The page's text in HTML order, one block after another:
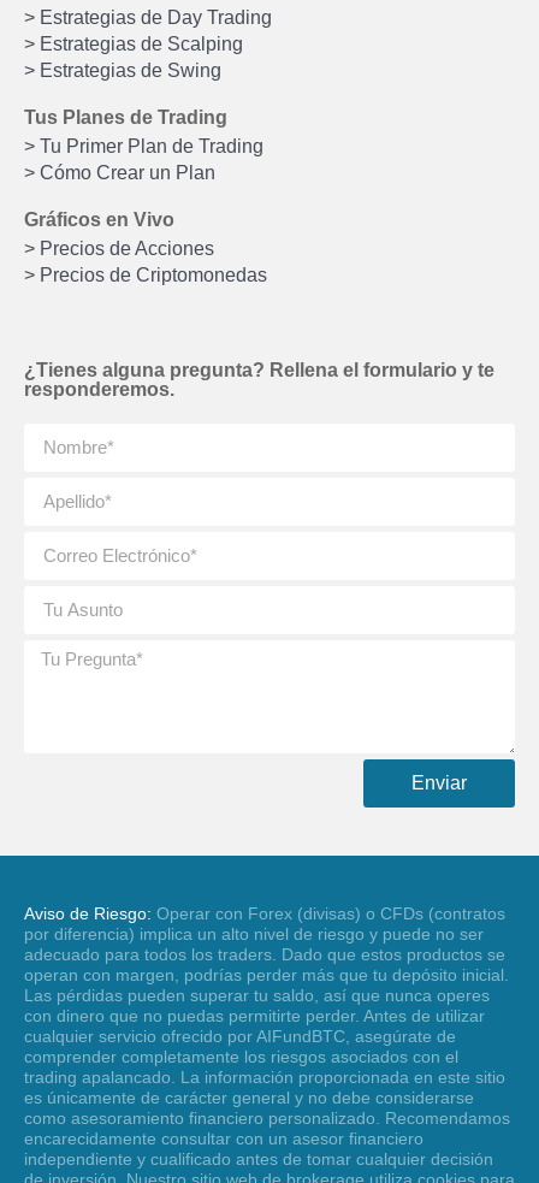
> Estrategias de Day Trading
> Estrategias de Scalping
> Estrategias de Swing
Tus Planes de Trading
> Tu Primer Plan de Trading
> Cómo Crear un Plan
Gráficos en Vivo
> Precios de Acciones
> Precios de Criptomonedas
¿Tienes alguna pregunta? Rellena el formulario y te
responderemos.
Enviar
Aviso de Riesgo: Operar con Forex (divisas) o CFDs (contratos
por diferencia) implica un alto nivel de riesgo y puede no ser
adecuado para todos los traders. Dado que estos productos se
operan con margen, podrías perder más que tu depósito inicial.
Las pérdidas pueden superar tu saldo, así que nunca operes
con dinero que no puedas permitirte perder. Antes de utilizar
cualquier servicio ofrecido por AIFundBTC, asegúrate de
comprender completamente los riesgos asociados con el
trading apalancado. La información proporcionada en este sitio
es únicamente de carácter general y no debe considerarse
como asesoramiento financiero personalizado. Recomendamos
encarecidamente consultar con un asesor financiero
independiente y cualificado antes de tomar cualquier decisión
de inversión. Nuestro sitio web de brokerage utiliza cookies para